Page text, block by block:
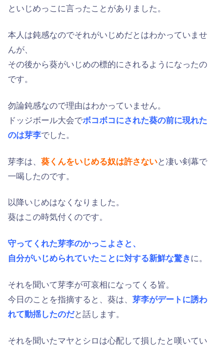
といじめっこに言ったことがありました。
本人は鈍感なのでそれがいじめだとはわかっていませ
んが、
その後から葵がいじめの標的にされるようになったの
です。
勿論鈍感なので理由はわかっていません。
ドッジボール大会でボコボコにされた葵の前に現れた
のは芽李でした。
芽李は、 葵くんをいじめる奴は許さないと凄い剣幕で
一喝したのです。
以降いじめはなくなりました。
葵はこの時気付くのです。
守ってくれた芽李のかっこよさと、
自分がいじめられていたことに対する新鮮な驚き に。
それを聞いて芽李が可哀相になってくる皆。
今日のことを指摘すると、葵は、 芽李がデートに誘わ
れて動揺したのだと話します。
それを聞いたマヤとシロは心配して損したと嘆いてい